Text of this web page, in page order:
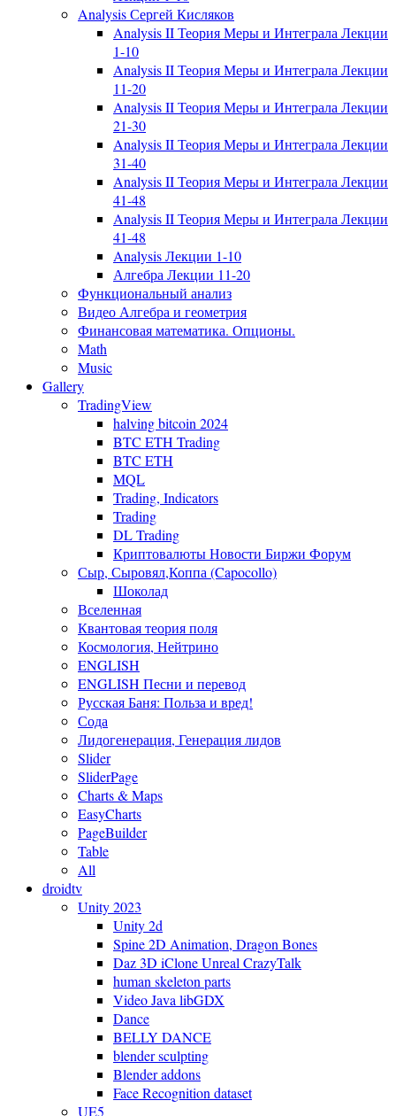
Analysis Сергей Кисляков
Analysis II Теория Меры и Интеграла Лекции
1-10
Analysis II Теория Меры и Интеграла Лекции
11-20
Analysis II Теория Меры и Интеграла Лекции
21-30
Analysis II Теория Меры и Интеграла Лекции
31-40
Analysis II Теория Меры и Интеграла Лекции
41-48
Analysis II Теория Меры и Интеграла Лекции
41-48
Analysis Лекции 1-10
Алгебра Лекции 11-20
Функциональный анализ
Видео Алгебра и геометрия
Финансовая математика. Опционы.
Math
Music
Gallery
TradingView
halving bitcoin 2024
BTC ETH Trading
BTC ETH
MQL
Trading, Indicators
Trading
DL Trading
Криптовалюты Новости Биржи Форум
Сыр, Сыровял,Коппа (Capocollo)
Шоколад
Вселенная
Квантовая теория поля
Космология, Нейтрино
ENGLISH
ENGLISH Песни и перевод
Русская Баня: Польза и вред!
Сода
Лидогенерация, Генерация лидов
Slider
SliderPage
Charts & Maps
EasyCharts
PageBuilder
Table
All
droidtv
Unity 2023
Unity 2d
Spine 2D Animation, Dragon Bones
Daz 3D iClone Unreal CrazyTalk
human skeleton parts
Video Java libGDX
Dance
BELLY DANCE
blender sculpting
Blender addons
Face Recognition dataset
UE5